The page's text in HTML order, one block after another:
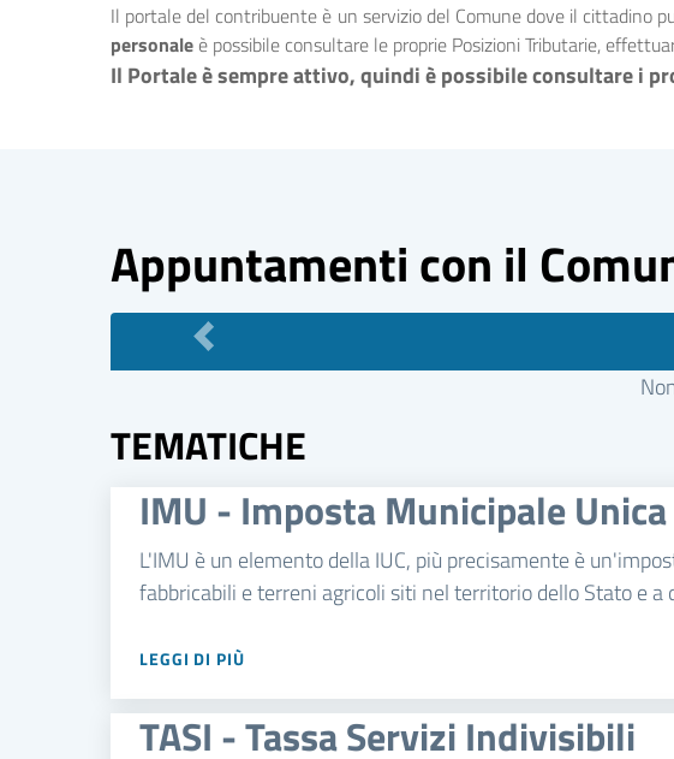
Il portale del contribuente è un servizio del Comune dove il cittadino
personale è possibile consultare le proprie Posizioni Tributarie,
Il Portale è sempre attivo, quindi è possibile consultare i
Appuntamenti con il
TEMATICHE
IMU - Imposta Municipale Unica
L'IMU è un elemento della IUC, più precisamente è
fabbricabili e terreni agricoli siti nel territorio dello Stato e
LEGGI DI PIÙ
TASI - Tassa Servizi Indivisibili